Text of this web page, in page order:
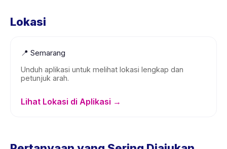
Lokasi
📍 Semarang
Unduh aplikasi untuk melihat lokasi lengkap dan
petunjuk arah.
Lihat Lokasi di Aplikasi →